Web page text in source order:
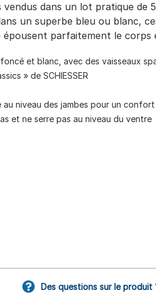
dans un lot pratique
un superbe bleu ou blanc,
parfaitement le
et blanc, avec des vaisseaux
» de SCHIESSER
niveau des jambes pour un
et ne serre pas au niveau du ventre
Des questions sur le